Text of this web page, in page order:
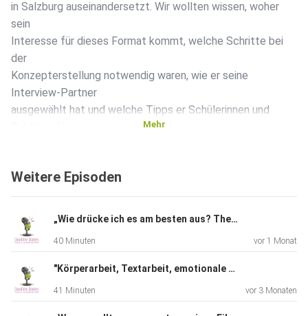
in Salzburg auseinandersetzt. Wir wollten wissen, woher
sein
Interesse für dieses Format kommt, welche Schritte bei
der
Konzepterstellung notwendig waren, wie er seine
Interview-Partner
ausgewählt hat und welche Tipps er Schülerinnen und
Inhaltliche und technische Gestaltung:
Mehr
Weitere Episoden
„Wie drücke ich es am besten aus? Theater!“ – Maturant Alexander über sein Theaterstück „Lost on Screen“
40 Minuten vor 1 Monat
"Körperarbeit, Textarbeit, emotionale Arbeit"“ – Michaela Bilgeri und Martin Gruber über das Format Theater
41 Minuten vor 3 Monaten